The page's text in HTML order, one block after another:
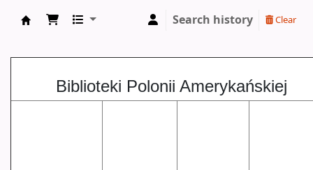
Search history Clear
Biblioteki Polonii Amerykańskiej